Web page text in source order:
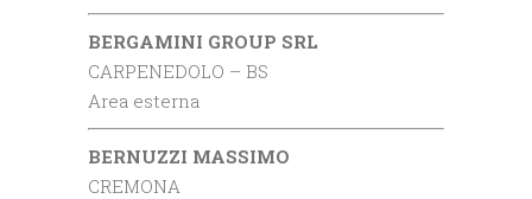
BERGAMINI GROUP SRL
CARPENEDOLO – BS
Area esterna
BERNUZZI MASSIMO
CREMONA